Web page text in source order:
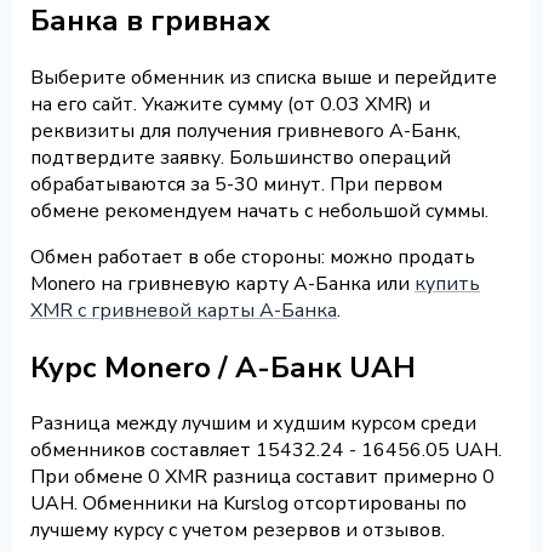
Банка в гривнах
Выберите обменник из списка выше и перейдите
на его сайт. Укажите сумму (от 0.03 XMR) и
реквизиты для получения гривневого А-Банк,
подтвердите заявку. Большинство операций
обрабатываются за 5-30 минут. При первом
обмене рекомендуем начать с небольшой суммы.
Обмен работает в обе стороны: можно продать
Monero на гривневую карту А-Банка или купить
XMR с гривневой карты А-Банка.
Курс Monero / А-Банк UAH
Разница между лучшим и худшим курсом среди
обменников составляет 15432.24 - 16456.05 UAH.
При обмене 0 XMR разница составит примерно 0
UAH. Обменники на Kurslog отсортированы по
лучшему курсу с учетом резервов и отзывов.